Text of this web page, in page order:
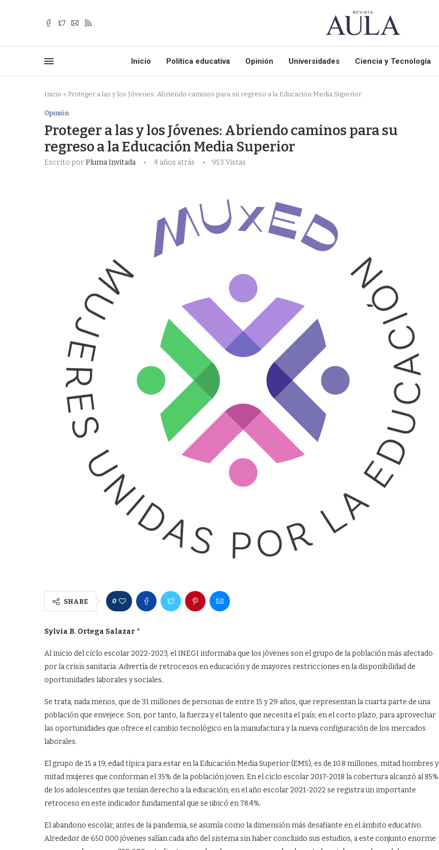
Inicio Política educativa Opinión Universidades Ciencia y Tecnología
Inicio » Proteger a las y los Jóvenes: Abriendo caminos para su regreso a la Educación Media Superior
Opinión
Proteger a las y los Jóvenes: Abriendo caminos para su
regreso a la Educación Media Superior
Escrito porPluma Invitada 4 años atrás 953 Vistas
SHARE 0
Sylvia B. Ortega Salazar *
Al inicio del ciclo escolar 2022-2023, el INEGI informaba que los jóvenes son el grupo de la población más afectado
por la crisis sanitaria. Advertía de retrocesos en educación y de mayores restricciones en la disponibilidad de
oportunidades laborales y sociales.
Se trata, nada menos, que de 31 millones de personas de entre 15 y 29 años, que representan la cuarta parte de una
población que envejece. Son, por tanto, la fuerza y el talento que necesita el país; en el corto plazo, para aprovechar
las oportunidades que ofrece el cambio tecnológico en la manufactura y la nueva configuración de los mercados
laborales.
El grupo de 15 a 19, edad típica para estar en la Educación Media Superior (EMS), es de 10.8 millones, mitad hombres y
mitad mujeres que conforman el 35% de la población joven. En el ciclo escolar 2017-2018 la cobertura alcanzó al 85%
de los adolescentes que tenían derecho a la educación; en el año escolar 2021-2022 se registra un importante
retroceso en este indicador fundamental que se ubicó en 78.4%.
El abandono escolar, antes de la pandemia, se asumía como la dimensión más desafiante en el ámbito educativo.
Alrededor de 650 000 jóvenes salían cada año del sistema sin haber concluido sus estudios, a este conjunto enorme